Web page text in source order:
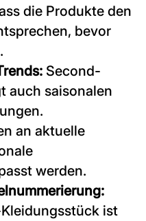
die Produkte den
bevor
Second-
auch saisonalen
an aktuelle
werden.
ist